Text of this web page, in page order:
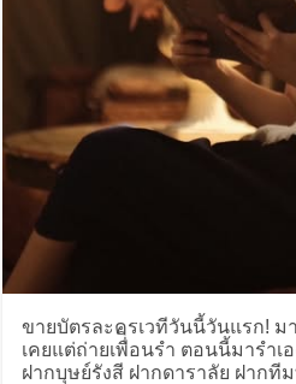
ขายบัตรละครเวทีวันนี้วันแรก! ม
เคยแต่ถ่ายเพื่ิอนรำ ตอนนี้มารำเ
ฝากบุษย์รังสี ฝากดาราลัย ฝากที